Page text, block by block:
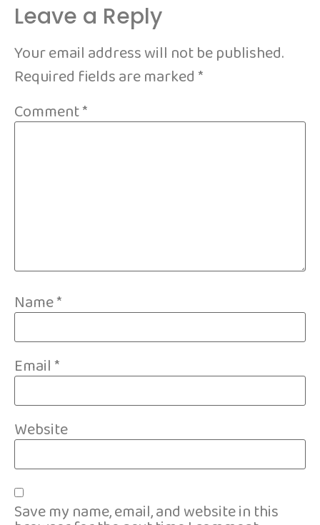
Leave a Reply
Your email address will not be published.
Required fields are marked*
Comment*
Name*
Email*
Website
Save my name, email, and website in this